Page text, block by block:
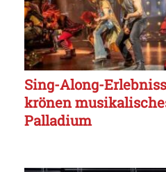
Sing-Along-
krönen
Palladium